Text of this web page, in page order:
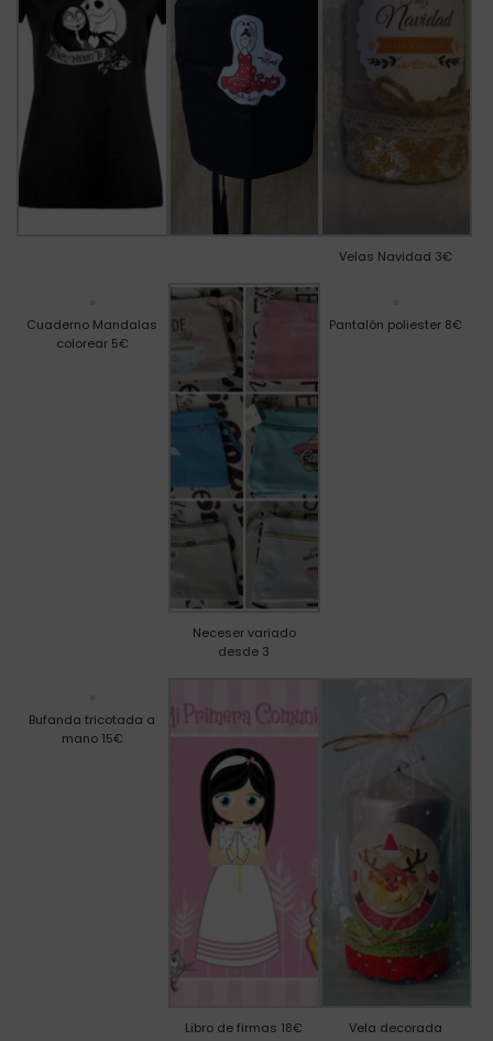
Velas Navidad 3€
Cuaderno Mandalas
colorear 5€
Neceser variado
desde 3
Pantalón poliester 8€
Bufanda tricotada a
mano 15€
Libro de firmas 18€
Vela decorada